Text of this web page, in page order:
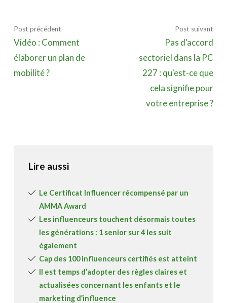
Post précédent
Vidéo : Comment
élaborer un plan de
mobilité ?
Post suivant
Pas d'accord
sectoriel dans la PC
227 : qu'est-ce que
cela signifie pour
votre entreprise ?
Lire aussi
Le Certificat Influencer récompensé par un
AMMA Award
Les influenceurs touchent désormais toutes
les générations : 1 senior sur 4 les suit
également
Cap des 100 influenceurs certifiés est atteint
Il est temps d’adopter des règles claires et
actualisées concernant les enfants et le
marketing d’influence